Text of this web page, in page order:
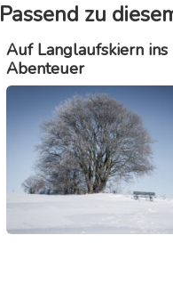
Passend zu
Auf Langlaufskiern ins
Abenteuer